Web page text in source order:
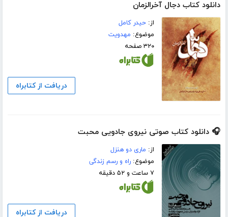
دانلود کتاب دجال آخرالزمان
از:حیدر کامل
موضوع: مهدویت
۳۲۰ صفحه
دریافت از کتابراه
🎧 دانلود کتاب صوتی نیروی جادویی محبت
از: ماری دو هنزل
موضوع:راه و رسم زندگی
۷ ساعت و ۵۲ دقیقه
دریافت از کتابراه